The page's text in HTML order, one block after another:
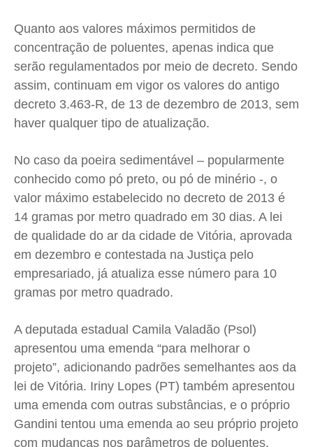
Quanto aos valores máximos permitidos de
concentração de poluentes, apenas indica que
serão regulamentados por meio de decreto. Sendo
assim, continuam em vigor os valores do antigo
decreto 3.463-R, de 13 de dezembro de 2013, sem
haver qualquer tipo de atualização.
No caso da poeira sedimentável – popularmente
conhecido como pó preto, ou pó de minério -, o
valor máximo estabelecido no decreto de 2013 é
14 gramas por metro quadrado em 30 dias. A lei
de qualidade do ar da cidade de Vitória, aprovada
em dezembro e contestada na Justiça pelo
empresariado, já atualiza esse número para 10
gramas por metro quadrado.
A deputada estadual Camila Valadão (Psol)
apresentou uma emenda “para melhorar o
projeto”, adicionando padrões semelhantes aos da
lei de Vitória. Iriny Lopes (PT) também apresentou
uma emenda com outras substâncias, e o próprio
Gandini tentou uma emenda ao seu próprio projeto
com mudanças nos parâmetros de poluentes.